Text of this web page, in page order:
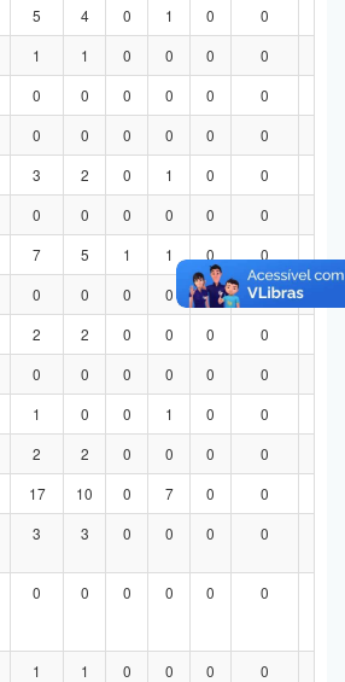
5 4 0 1 0 0
1 1 0 0 0 0
0 0 0 0 0 0
0 0 0 0 0 0
3 2 0 1 0 0
0 0 0 0 0 0
7 5 1 1 0 0
0 0 0 0 0 0
2 2 0 0 0 0
0 0 0 0 0 0
1 0 0 1 0 0
2 2 0 0 0 0
17 10 0 7 0 0
3 3 0 0 0 0
0 0 0 0 0 0
1 1 0 0 0 0